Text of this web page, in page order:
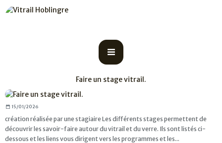
Faire un stage vitrail.
15/01/2026
création réalisée par une stagiaire Les différents stages permettent de
découvrir les savoir-faire autour du vitrail et du verre. Ils sont listés ci-
dessous et les liens vous dirigent vers les programmes et les...